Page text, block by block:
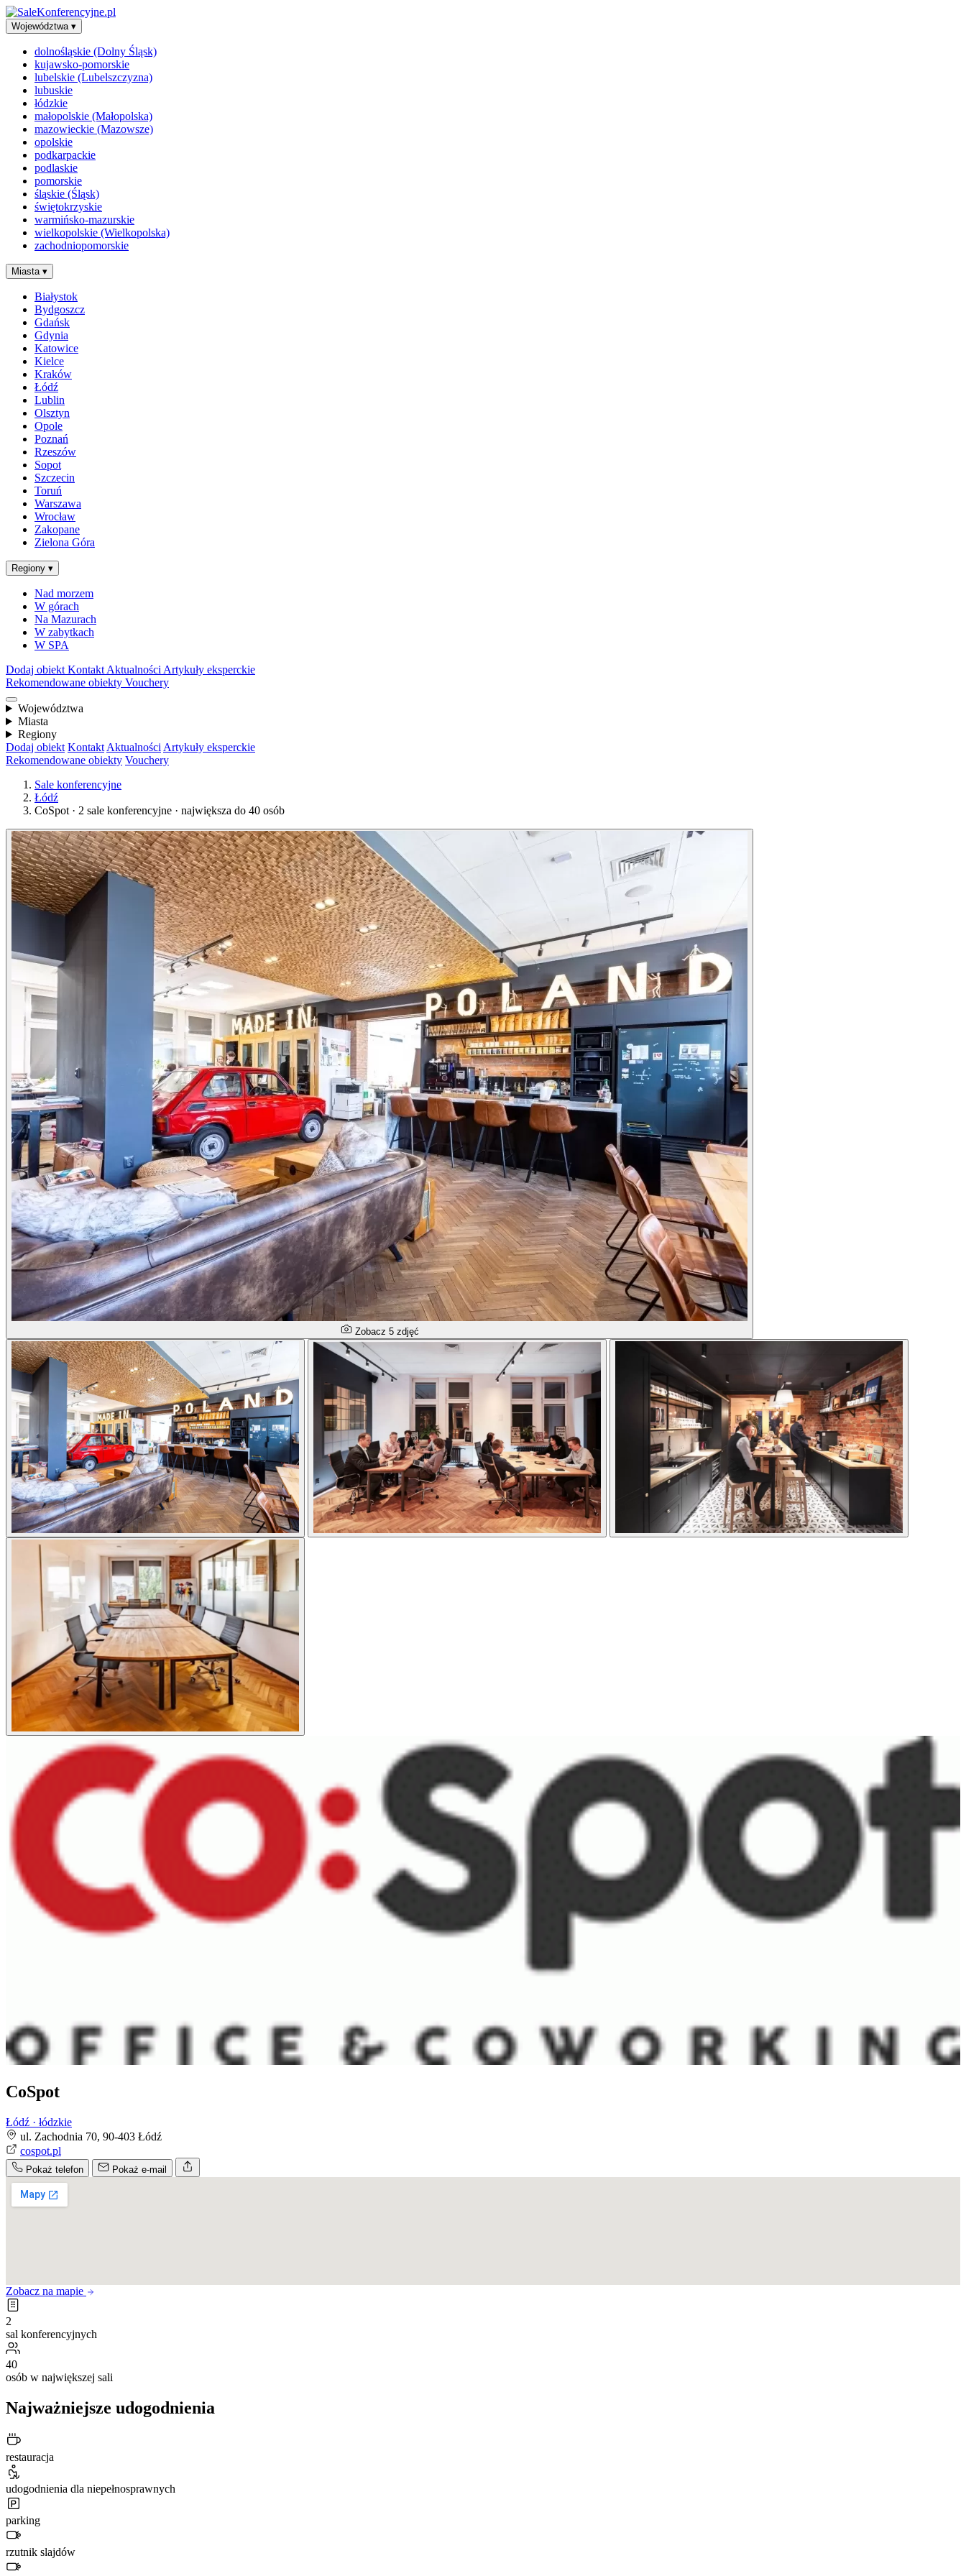
Województwa ▾
dolnośląskie (Dolny Śląsk)
kujawsko-pomorskie
lubelskie (Lubelszczyzna)
lubuskie
łódzkie
małopolskie (Małopolska)
mazowieckie (Mazowsze)
opolskie
podkarpackie
podlaskie
pomorskie
śląskie (Śląsk)
świętokrzyskie
warmińsko-mazurskie
wielkopolskie (Wielkopolska)
zachodniopomorskie
Miasta ▾
Białystok
Bydgoszcz
Gdańsk
Gdynia
Katowice
Kielce
Kraków
Łódź
Lublin
Olsztyn
Opole
Poznań
Rzeszów
Sopot
Szczecin
Toruń
Warszawa
Wrocław
Zakopane
Zielona Góra
Regiony ▾
Nad morzem
W górach
Na Mazurach
W zabytkach
W SPA
Dodaj obiekt Kontakt Aktualności Artykuły eksperckie
Rekomendowane obiekty Vouchery
Województwa
Miasta
Regiony
Dodaj obiekt Kontakt Aktualności Artykuły eksperckie
Rekomendowane obiekty Vouchery
Sale konferencyjne
Łódź
CoSpot · 2 sale konferencyjne · największa do 40 osób
Zobacz 5 zdjęć
CoSpot
Łódź · łódzkie
ul. Zachodnia 70, 90-403 Łódź
cospot.pl
Pokaż telefon Pokaż e-mail
Zobacz na mapie
2
sal konferencyjnych
40
osób w największej sali
Najważniejsze udogodnienia
restauracja
udogodnienia dla niepełnosprawnych
parking
rzutnik slajdów